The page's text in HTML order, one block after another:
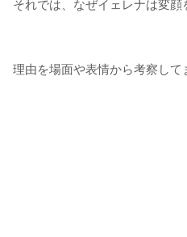
それでは、なぜイェレナは変顔
理由を場面や表情から考察して